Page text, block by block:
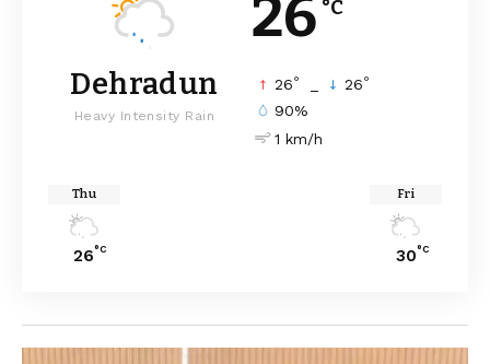
26 °C
Dehradun
Heavy Intensity Rain
26° 26°
90%
1 km/h
Thu
26°C
Fri
30°C